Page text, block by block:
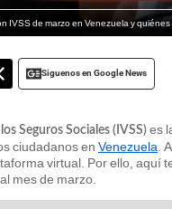
IVSS de marzo en Venezuela y
Siguenos en Google News
Seguros Sociales (IVSS) es
ciudadanos en Venezuela .
virtual. Por ello, aquí
mes de marzo.